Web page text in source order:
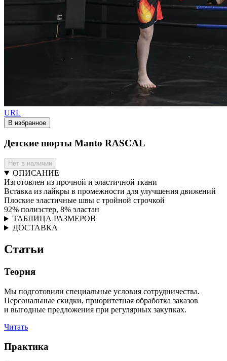
URL
В избранное
Детские шорты Manto RASCAL
Нет в наличии
ОПИСАНИЕ
Изготовлен из прочной и эластичной ткани
Вставка из лайкры в промежности для улучшения движений
Плоские эластичные швы с тройной строчкой
92% полиэстер, 8% эластан
ТАБЛИЦА РАЗМЕРОВ
ДОСТАВКА
Статьи
Теория
Мы подготовили специальные условия сотрудничества.
Персональные скидки, приоритетная обработка заказов
и выгодные предложения при регулярных закупках.
Читать
Практика